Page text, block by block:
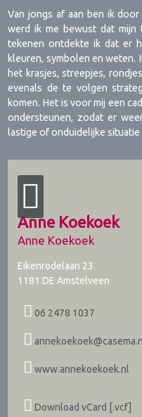
Van jongs af aan ben ik
werd ik me bewust dat
tekenen ontdekte ik dat er
kleuren, symbolen en weten.
het krasjes, streepjes,
evenals de te volgen
komen. Het is voor mij een
ondersteunen, zodat er
lastige of onduidelijke situatie
Anne Koekoek
Anne Koekoek
Eikenrodelaan 23
1181 DE Amstelveen
06 2478 1037
www.annekoekoek.nl
Download vCard [.vcf]